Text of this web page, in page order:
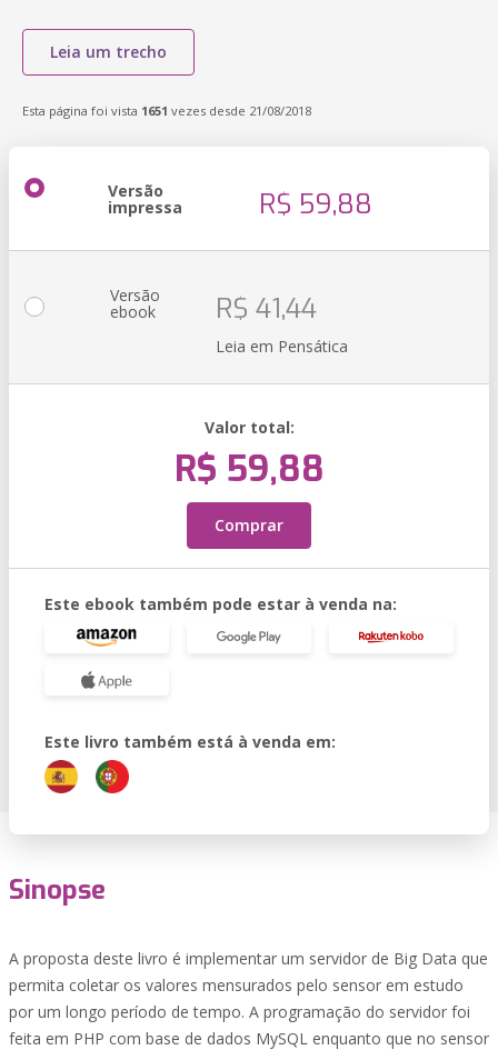
Leia um trecho
Esta página foi vista 1651 vezes desde 21/08/2018
Versão
impressa R$ 59,88
Versão
ebook R$ 41,44
Leia em Pensática
Valor total:
R$ 59,88
Comprar
Este ebook também pode estar à venda na:
Este livro também está à venda em:
Sinopse
A proposta deste livro é implementar um servidor de Big Data que
permita coletar os valores mensurados pelo sensor em estudo
por um longo período de tempo. A programação do servidor foi
feita em PHP com base de dados MySQL enquanto que no sensor